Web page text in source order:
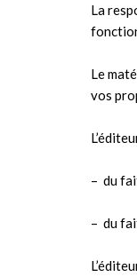
La
Le
vos
– du
– du